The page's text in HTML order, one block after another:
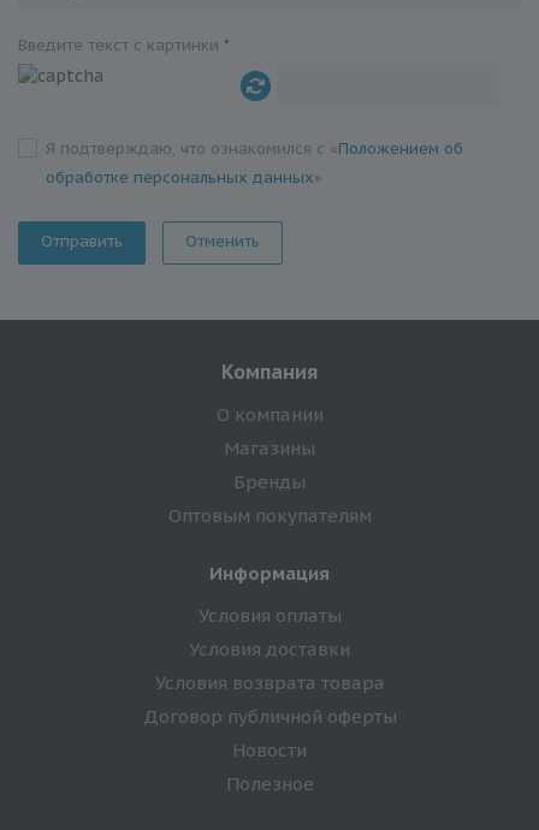
Введите текст с картинки *
Я подтверждаю, что ознакомился с «Положением об
обработке персональных данных»
Отменить
Компания
О компании
Магазины
Бренды
Оптовым покупателям
Информация
Условия оплаты
Условия доставки
Условия возврата товара
Договор публичной оферты
Новости
Полезное